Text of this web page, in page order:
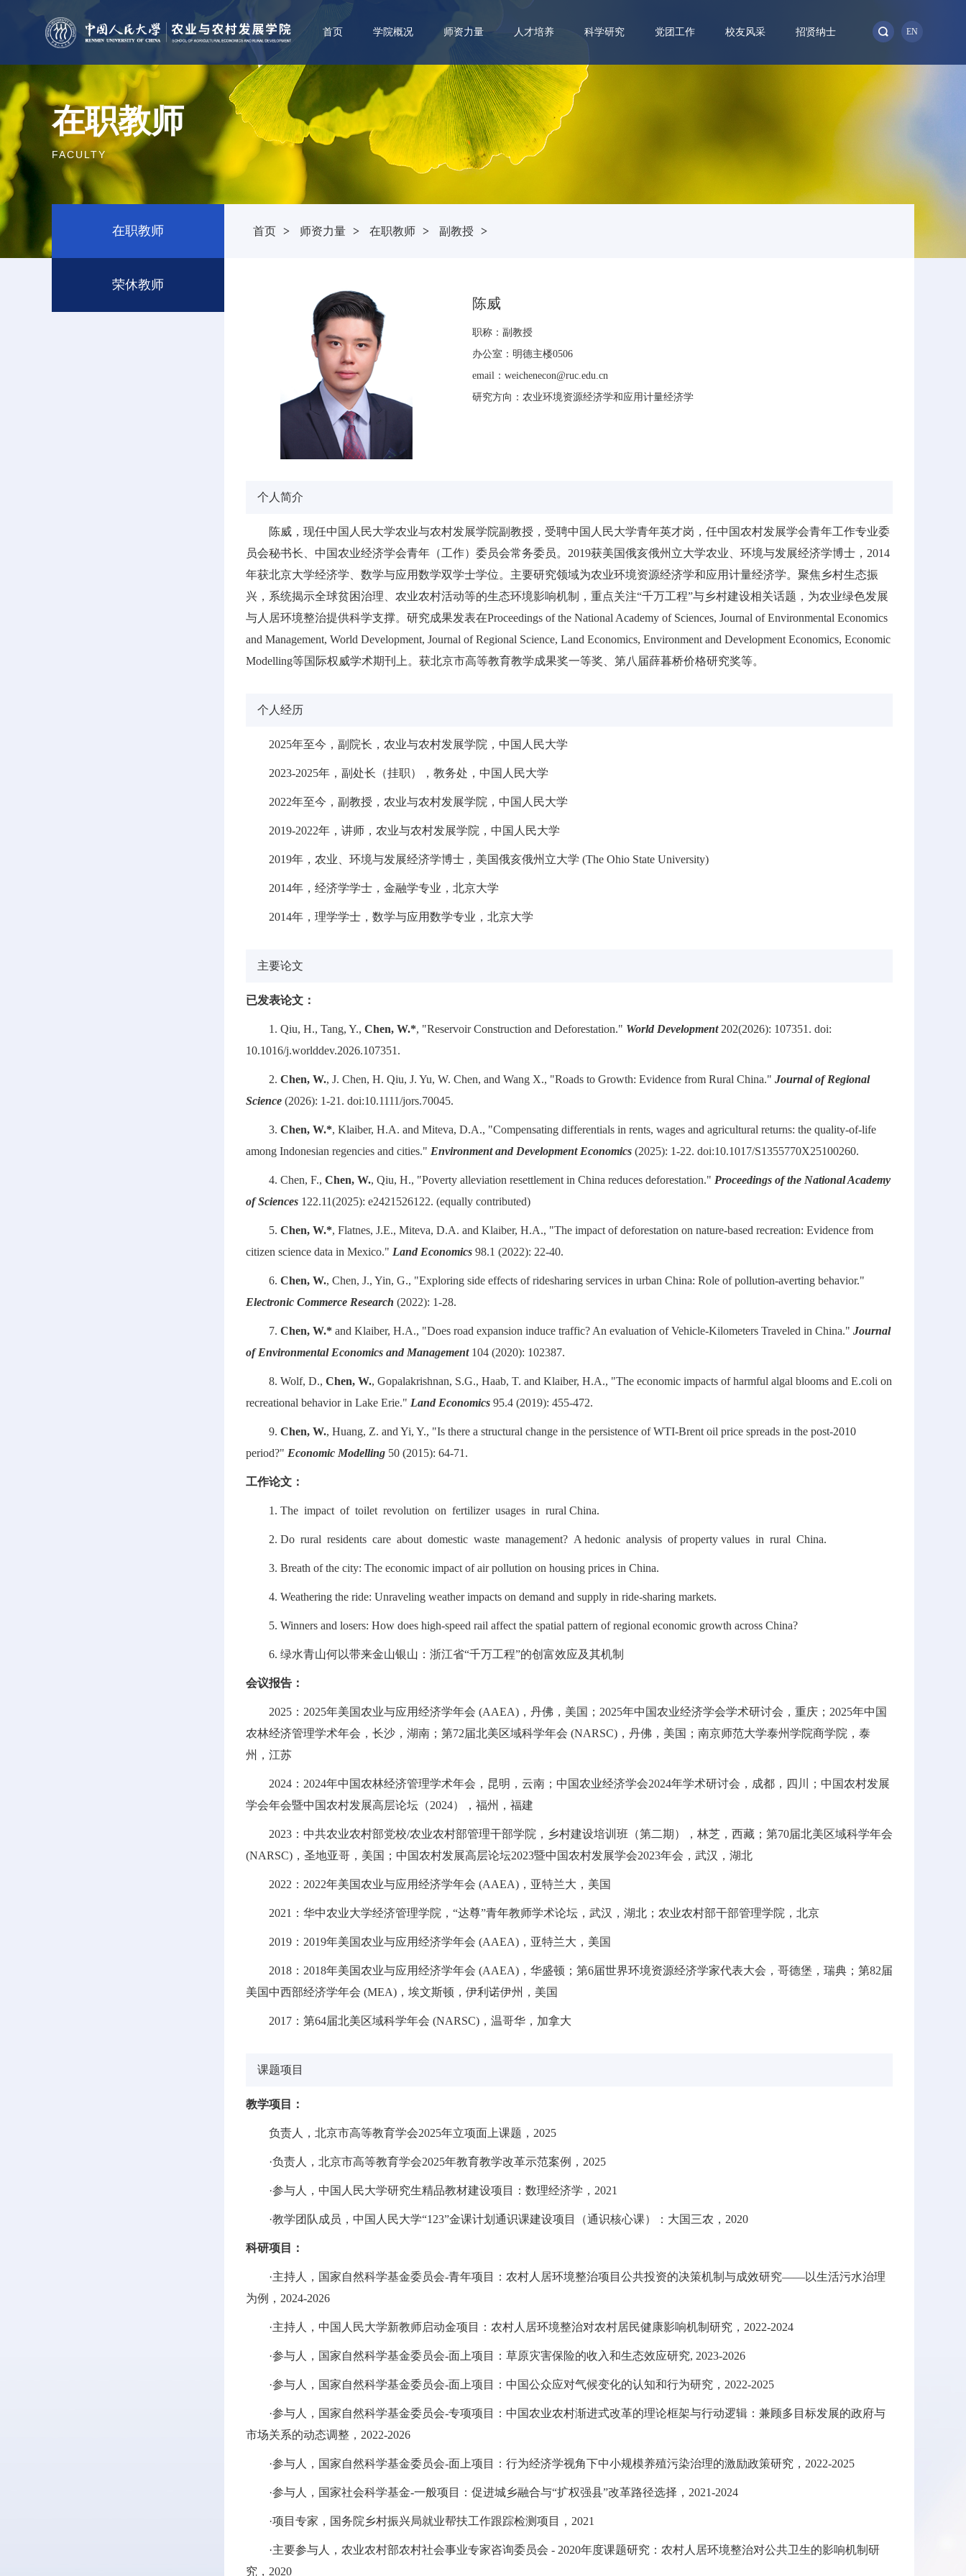
首页 学院概况 师资力量 人才培养 科学研究 党团工作 校友风采 招贤纳士 EN
在职教师
FACULTY
在职教师
荣休教师
首页 > 师资力量 > 在职教师 > 副教授 >
陈威
职称：副教授
办公室：明德主楼0506
email：weichenecon@ruc.edu.cn
研究方向：农业环境资源经济学和应用计量经济学
个人简介
陈威，现任中国人民大学农业与农村发展学院副教授，受聘中国人民大学青年英才岗，任中国农村发展学会青年工作专业委
员会秘书长、中国农业经济学会青年（工作）委员会常务委员。2019获美国俄亥俄州立大学农业、环境与发展经济学博士，2014
年获北京大学经济学、数学与应用数学双学士学位。主要研究领域为农业环境资源经济学和应用计量经济学。聚焦乡村生态振
兴，系统揭示全球贫困治理、农业农村活动等的生态环境影响机制，重点关注“千万工程”与乡村建设相关话题，为农业绿色发展
与人居环境整治提供科学支撑。研究成果发表在Proceedings of the National Academy of Sciences, Journal of Environmental Economics
and Management, World Development, Journal of Regional Science, Land Economics, Environment and Development Economics, Economic
Modelling等国际权威学术期刊上。获北京市高等教育教学成果奖一等奖、第八届薛暮桥价格研究奖等。
个人经历
2025年至今，副院长，农业与农村发展学院，中国人民大学
2023-2025年，副处长（挂职），教务处，中国人民大学
2022年至今，副教授，农业与农村发展学院，中国人民大学
2019-2022年，讲师，农业与农村发展学院，中国人民大学
2019年，农业、环境与发展经济学博士，美国俄亥俄州立大学 (The Ohio State University)
2014年，经济学学士，金融学专业，北京大学
2014年，理学学士，数学与应用数学专业，北京大学
主要论文
已发表论文：
1. Qiu, H., Tang, Y., Chen, W.*, "Reservoir Construction and Deforestation." World Development202(2026): 107351. doi:
10.1016/j.worlddev.2026.107351.
2. Chen, W., J. Chen, H. Qiu, J. Yu, W. Chen, and Wang X., "Roads to Growth: Evidence from Rural China." Journal of Regional
Science (2026): 1-21. doi:10.1111/jors.70045.
3. Chen, W.*, Klaiber, H.A. and Miteva, D.A., "Compensating differentials in rents, wages and agricultural returns: the quality-of-life
among Indonesian regencies and cities." Environment and Development Economics (2025): 1-22. doi:10.1017/S1355770X25100260.
4. Chen, F., Chen, W., Qiu, H., "Poverty alleviation resettlement in China reduces deforestation." Proceedings of the National Academy
of Sciences 122.11(2025): e2421526122. (equally contributed)
5. Chen, W.*, Flatnes, J.E., Miteva, D.A. and Klaiber, H.A., "The impact of deforestation on nature-based recreation: Evidence from
citizen science data in Mexico." Land Economics 98.1 (2022): 22-40.
6. Chen, W., Chen, J., Yin, G., "Exploring side effects of ridesharing services in urban China: Role of pollution-averting behavior."
Electronic Commerce Research (2022): 1-28.
7. Chen, W.* and Klaiber, H.A., "Does road expansion induce traffic? An evaluation of Vehicle-Kilometers Traveled in China." Journal
of Environmental Economics and Management104 (2020): 102387.
8. Wolf, D., Chen, W., Gopalakrishnan, S.G., Haab, T. and Klaiber, H.A., "The economic impacts of harmful algal blooms and E.coli on
recreational behavior in Lake Erie." Land Economics 95.4 (2019): 455-472.
9. Chen, W., Huang, Z. and Yi, Y., "Is there a structural change in the persistence of WTI-Brent oil price spreads in the post-2010
period?" Economic Modelling 50 (2015): 64-71.
工作论文：
1. The impact of toilet revolution on fertilizer usages in rural China.
2. Do rural residents care about domestic waste management? A hedonic analysis of property values in rural China.
3. Breath of the city: The economic impact of air pollution on housing prices in China.
4. Weathering the ride: Unraveling weather impacts on demand and supply in ride-sharing markets.
5. Winners and losers: How does high-speed rail affect the spatial pattern of regional economic growth across China?
6. 绿水青山何以带来金山银山：浙江省“千万工程”的创富效应及其机制
会议报告：
2025：2025年美国农业与应用经济学年会 (AAEA)，丹佛，美国；2025年中国农业经济学会学术研讨会，重庆；2025年中国
农林经济管理学术年会，长沙，湖南；第72届北美区域科学年会 (NARSC)，丹佛，美国；南京师范大学泰州学院商学院，泰
州，江苏
2024：2024年中国农林经济管理学术年会，昆明，云南；中国农业经济学会2024年学术研讨会，成都，四川；中国农村发展
学会年会暨中国农村发展高层论坛（2024），福州，福建
2023：中共农业农村部党校/农业农村部管理干部学院，乡村建设培训班（第二期），林芝，西藏；第70届北美区域科学年会
(NARSC)，圣地亚哥，美国；中国农村发展高层论坛2023暨中国农村发展学会2023年会，武汉，湖北
2022：2022年美国农业与应用经济学年会 (AAEA)，亚特兰大，美国
2021：华中农业大学经济管理学院，“达尊”青年教师学术论坛，武汉，湖北；农业农村部干部管理学院，北京
2019：2019年美国农业与应用经济学年会 (AAEA)，亚特兰大，美国
2018：2018年美国农业与应用经济学年会 (AAEA)，华盛顿；第6届世界环境资源经济学家代表大会，哥德堡，瑞典；第82届
美国中西部经济学年会 (MEA)，埃文斯顿，伊利诺伊州，美国
2017：第64届北美区域科学年会 (NARSC)，温哥华，加拿大
课题项目
教学项目：
负责人，北京市高等教育学会2025年立项面上课题，2025
·负责人，北京市高等教育学会2025年教育教学改革示范案例，2025
·参与人，中国人民大学研究生精品教材建设项目：数理经济学，2021
·教学团队成员，中国人民大学“123”金课计划通识课建设项目（通识核心课）：大国三农，2020
科研项目：
·主持人，国家自然科学基金委员会-青年项目：农村人居环境整治项目公共投资的决策机制与成效研究——以生活污水治理
为例，2024-2026
·主持人，中国人民大学新教师启动金项目：农村人居环境整治对农村居民健康影响机制研究，2022-2024
·参与人，国家自然科学基金委员会-面上项目：草原灾害保险的收入和生态效应研究, 2023-2026
·参与人，国家自然科学基金委员会-面上项目：中国公众应对气候变化的认知和行为研究，2022-2025
·参与人，国家自然科学基金委员会-专项项目：中国农业农村渐进式改革的理论框架与行动逻辑：兼顾多目标发展的政府与
市场关系的动态调整，2022-2026
·参与人，国家自然科学基金委员会-面上项目：行为经济学视角下中小规模养殖污染治理的激励政策研究，2022-2025
·参与人，国家社会科学基金-一般项目：促进城乡融合与“扩权强县”改革路径选择，2021-2024
·项目专家，国务院乡村振兴局就业帮扶工作跟踪检测项目，2021
·主要参与人，农业农村部农村社会事业专家咨询委员会 - 2020年度课题研究：农村人居环境整治对公共卫生的影响机制研
究，2020